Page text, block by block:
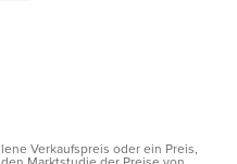
Verkaufspreis oder ein Preis,